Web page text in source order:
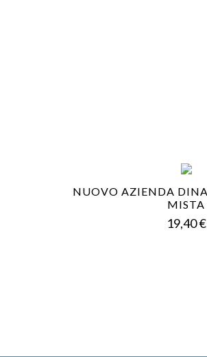
NUOVO AZIENDA
MISTA
19,40 €